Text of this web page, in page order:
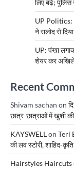
लिए बढ़े;
UP Politics:
ने रालोद से
UP: पंखा
शेयर कर
Recent
Shivam sachan on
छात्र-छात्राओं में खुशी
KAYSWELLon Teri
की लव स्टोरी, शाहिद-
Hairstyles Haircuts